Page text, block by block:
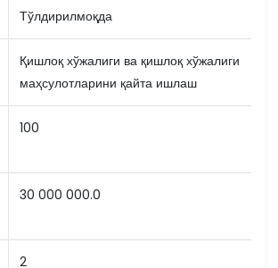
Тўлдирилмоқда
Қишлоқ хўжалиги ва қишлоқ хўжалиги
маҳсулотларини қайта ишлаш
100
30 000 000.0
2